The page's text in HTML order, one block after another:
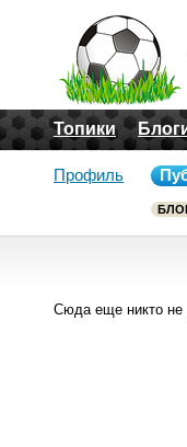
Топики
Профиль
Сюда еще никто не